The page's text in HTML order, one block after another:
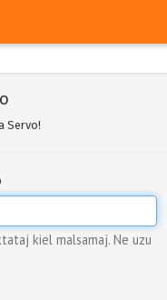
Servo!
kiel malsamaj. Ne uzu